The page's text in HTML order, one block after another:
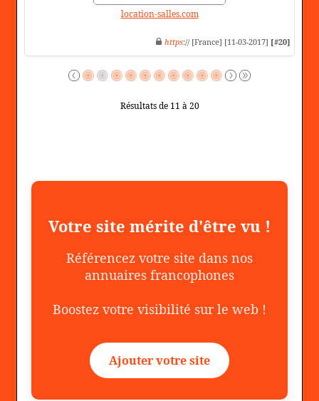
location-salles.com
https:// [France] [11-03-2017] [#20]
Résultats de 11 à 20
Votre site mérite d'être vu !
Référencez votre site dans nos
annuaires francophones
Boostez votre visibilité sur le web !
Ajouter votre site